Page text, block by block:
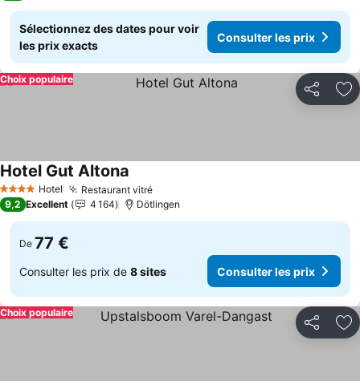
Sélectionnez des dates pour voir
les prix exacts
Consulter les prix
Partager
Choix populaire
4 Étoiles Hotel Restaurant vitré
Hotel Gut Altona
9,2 Excellent 4 164 Dötlingen
De 77 €
Consulter les prix de 8 sites Consulter les prix
Partager
Choix populaire